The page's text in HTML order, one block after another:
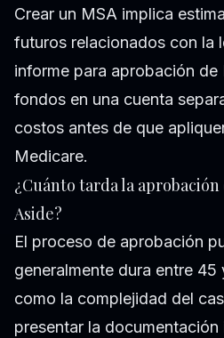
Crear un MSA implica
futuros relacionados con la
informe para aprobación
fondos en una cuenta
costos antes de que
Medicare.
¿Cuánto tarda la
Aside?
El proceso de aprobación
generalmente dura entre
como la complejidad del
presentar la